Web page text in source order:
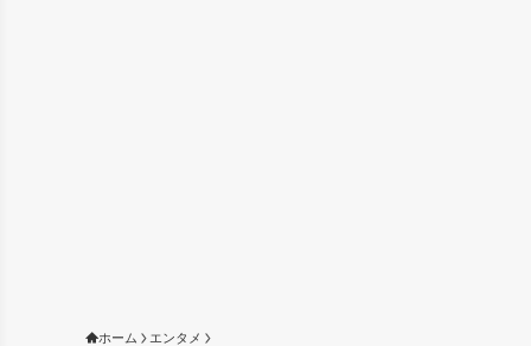
ホーム エンタメ